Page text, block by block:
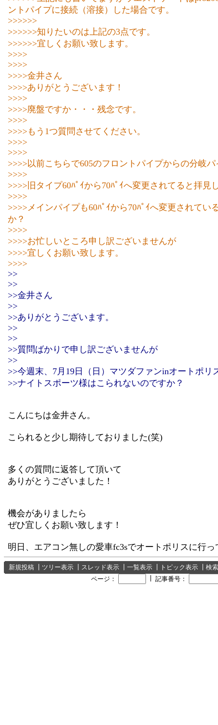
ントパイプに接続（溶接）した場合です。
>>>>>>
>>>>>>知りたいのは上記の3点です。
>>>>>>宜しくお願い致します。
>>>>
>>>>
>>>>金井さん
>>>>ありがとうございます！
>>>>
>>>>廃盤ですか・・・残念です。
>>>>
>>>>もう1つ質問させてください。
>>>>
>>>>
>>>>以前こちらで605のフロントパイプからの分岐
>>>>
>>>>旧タイプ60ﾊﾟｲから70ﾊﾟｲへ変更されてると拝見
>>>>
>>>>メインパイプも60ﾊﾟｲから70ﾊﾟｲへ変更されてい
か？
>>>>
>>>>お忙しいところ申し訳ございませんが
>>>>宜しくお願い致します。
>>>>
>>
>>
>>金井さん
>>
>>ありがとうございます。
>>
>>
>>質問ばかりで申し訳ございませんが
>>
>>今週末、7月19日（日）マツダファンinオートポリ
>>ナイトスポーツ様はこられないのですか？
こんにちは金井さん。
こられると少し期待しておりました(笑)
多くの質問に返答して頂いて
ありがとうございました！
機会がありましたら
ぜひ宜しくお願い致します！
明日、エアコン無しの愛車fc3sでオートポリスに行っ
新規投稿 ツリー表示 スレッド表示 一覧表示 トピック表示
検索
ページ：
記事番号：